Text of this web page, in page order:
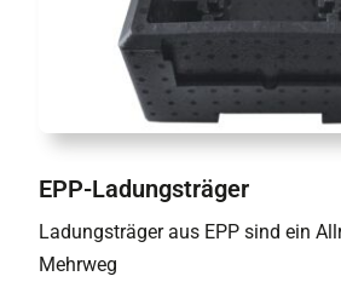
EPP-Ladungsträger
Ladungsträger aus EPP sind ein
Mehrweg